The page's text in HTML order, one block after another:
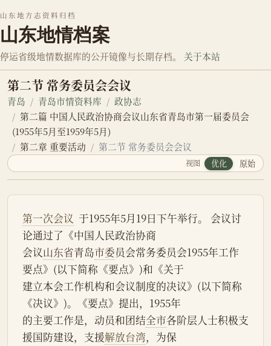
山东地方志资料归档
山东地情档案
停运省级地情数据库的公开镜像与长期存档。 关于本站
第二节 常务委员会会议
青岛 青岛市情资料库
政协志
第二篇 中国人民政治协商会议山东省青岛市第一届委员会
(1955年5月至1959年5月)
第二章 重要活动
第二节 常务委员会会议
视图 优化 原始
第一次会议
  于1955年5月19日下午举行。 会议讨
论通过了《中国人民政治协商
会议山东省青岛市委员会常务委员会1955年工作
要点》(以下简称《要点》)和《关于
建立本会工作机构和会议制度的决议》(以下简称
《决议》)。《要点》提出，1955年
的主要工作是，动员和团结全市各阶层人士积极支
援国防建设，支援解放台湾，为保